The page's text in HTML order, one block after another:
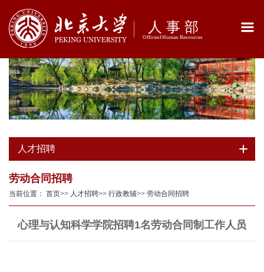
人才招聘
劳动合同招聘
当前位置： 首页>> 人才招聘>> 行政教辅>> 劳动合同招聘
心理与认知科学学院招聘1名劳动合同制工作人员